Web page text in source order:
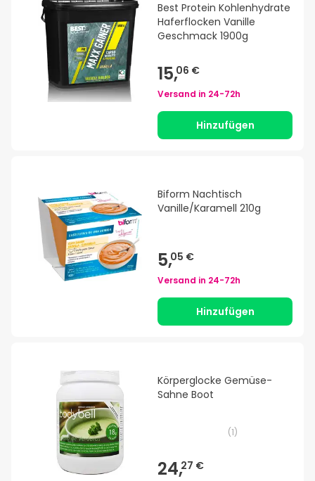
Best Protein Kohlenhydrate
Haferflocken Vanille
Geschmack 1900g
15,06 €
Versand in 24-72h
Hinzufügen
Biform Nachtisch
Vanille/Karamell 210g
5,05 €
Versand in 24-72h
Hinzufügen
Körperglocke Gemüse-
Sahne Boot
(1)
24,27 €